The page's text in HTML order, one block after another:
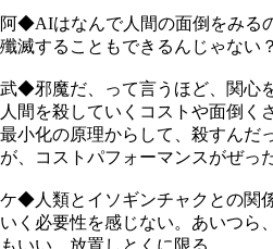
阿◆AIはなんで人間の面倒をみる
殲滅することもできるんじゃない？
武◆邪魔だ、って言うほど、関心
人間を殺していくコストや面倒く
最小化の原理からして、殺すんだ
が、コストパフォーマンスがぜっ
ケ◆人類とイソギンチャクとの関
いく必要性を感じない。あいつら
もいい。放置しとくに限る。